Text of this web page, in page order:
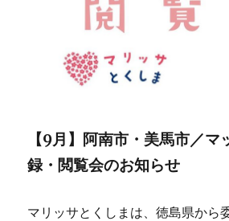
【9月】阿南市・美馬市／マ
録・閲覧会のお知らせ
マリッサとくしまは、徳島県から